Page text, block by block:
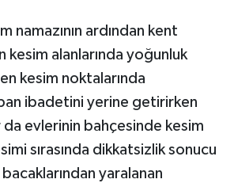
namazının ardından kent
kesim alanlarında yoğunluk
kesim noktalarında
ibadetini yerine getirirken
da evlerinin bahçesinde kesim
sırasında dikkatsizlik sonucu
yaralanan